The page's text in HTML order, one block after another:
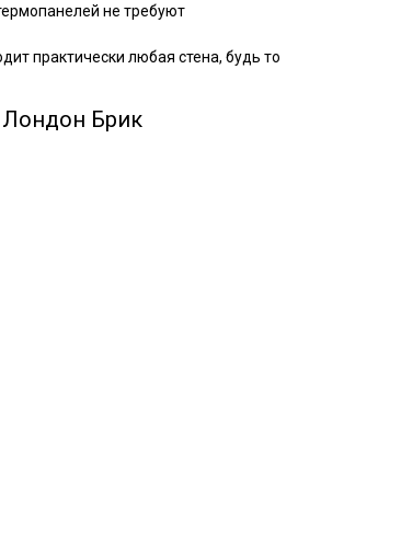
не требуют
практически любая стена, будь то
Лондон Брик